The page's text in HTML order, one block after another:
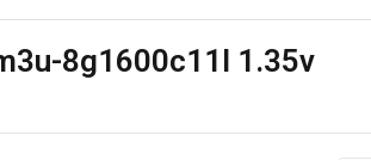
8g1600c11l 1.35v